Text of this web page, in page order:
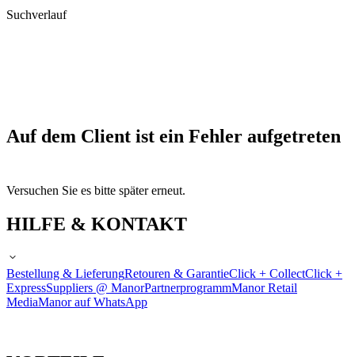
Suchverlauf
Auf dem Client ist ein Fehler aufgetreten
Versuchen Sie es bitte später erneut.
HILFE & KONTAKT
Bestellung & LieferungRetouren & GarantieClick + CollectClick +
ExpressSuppliers @ ManorPartnerprogrammManor Retail
MediaManor auf WhatsApp